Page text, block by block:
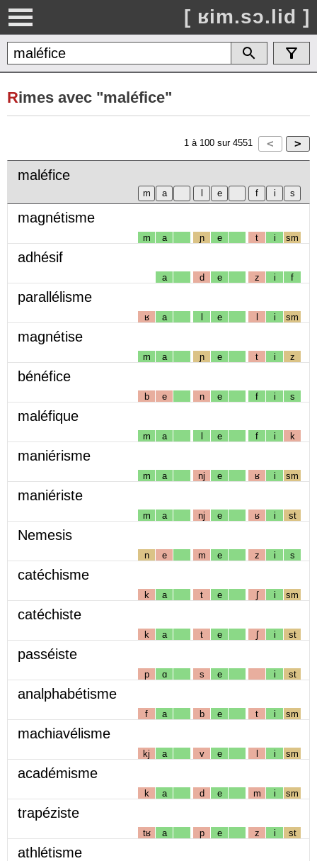
[ ʁim.sɔ.lid ]
Rimes avec "maléfice"
1 à 100 sur 4551
maléfice
magnétisme
m a ɲ e t i sm
adhésif
a d e z i f
parallélisme
ʁ a l e l i sm
magnétise
m a ɲ e t i z
bénéfice
b e n e f i s
maléfique
m a l e f i k
maniérisme
m a nj e ʁ i sm
maniériste
m a nj e ʁ i st
Nemesis
n e m e z i s
catéchisme
k a t e ʃ i sm
catéchiste
k a t e ʃ i st
passéiste
p ɑ s e i st
analphabétisme
f a b e t i sm
machiavélisme
kj a v e l i sm
académisme
k a d e m i sm
trapéziste
tʁ a p e z i st
athlétisme